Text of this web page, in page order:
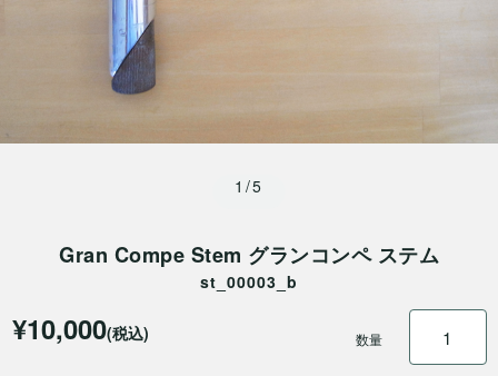
1/5
Gran Compe Stem グランコンペ ステム
st_00003_b
¥10,000(税込) 数量